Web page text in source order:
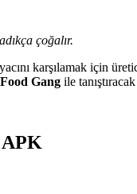
çoğalır.
karşılamak için
Food Gang ile
APK